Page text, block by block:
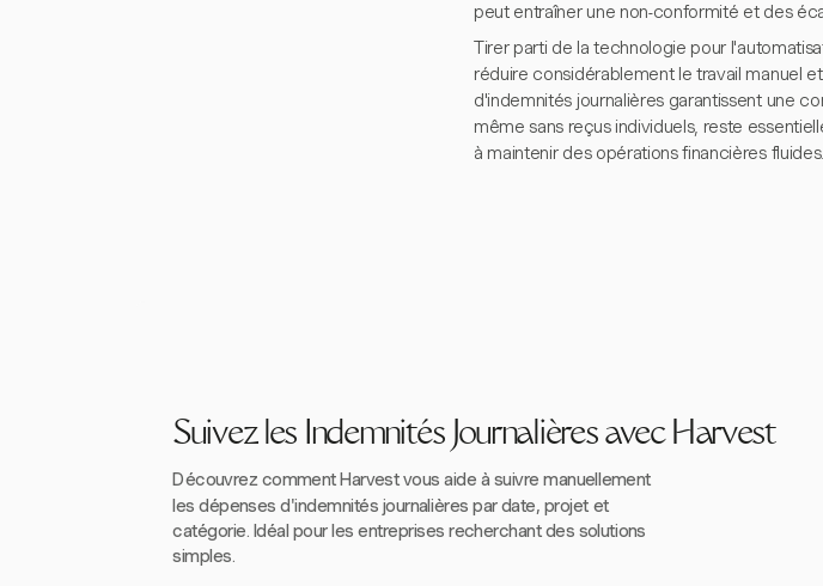
peut entraîner une non-conformité et des
Tirer parti de la technologie pour
réduire considérablement le travail manuel
d'indemnités journalières garantissent une
même sans reçus individuels, reste
à maintenir des opérations financières fluides.
Suivez les Indemnités Journalières avec Harvest
Découvrez comment Harvest vous aide à suivre manuellement
les dépenses d'indemnités journalières par date, projet et
catégorie. Idéal pour les entreprises recherchant des solutions
simples.